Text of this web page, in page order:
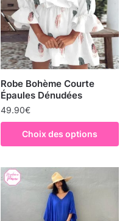
Robe Bohème Courte
Épaules Dénudées
49.90€
Choix des options